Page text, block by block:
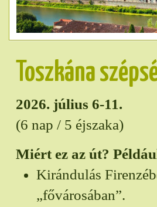
Toszkána
2026. július 6-11.
(6 nap / 5 éjszaka)
Miért ez az út?
Kirándulás
„fővárosában”.